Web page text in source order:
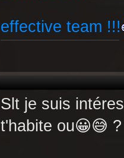
effective team !!!
Slt je suis
t'habite ou😀😅 ?